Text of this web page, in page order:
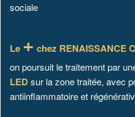
sociale
Le + chez RENAISSANCE
on poursuit le traitement par
LEDsur la zone traitée, avec
antiinflammatoire et